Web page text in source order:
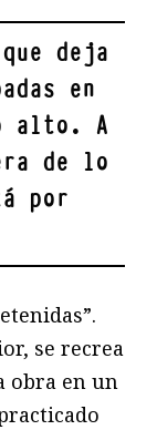
deja
en
alto. A
de lo
por
se recrea
obra en un